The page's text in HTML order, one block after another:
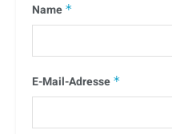
Name *
E-Mail-Adresse *